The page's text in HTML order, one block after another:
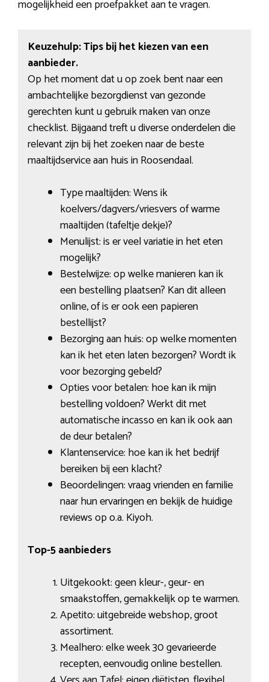
mogelijkheid een proefpakket aan te vragen.
Keuzehulp: Tips bij het kiezen van een
aanbieder.
Op het moment dat u op zoek bent naar een
ambachtelijke bezorgdienst van gezonde
gerechten kunt u gebruik maken van onze
checklist. Bijgaand treft u diverse onderdelen die
relevant zijn bij het zoeken naar de beste
maaltijdservice aan huis in Roosendaal.
Type maaltijden: Wens ik
koelvers/dagvers/vriesvers of warme
maaltijden (tafeltje dekje)?
Menulijst: is er veel variatie in het eten
mogelijk?
Bestelwijze: op welke manieren kan ik
een bestelling plaatsen? Kan dit alleen
online, of is er ook een papieren
bestellijst?
Bezorging aan huis: op welke momenten
kan ik het eten laten bezorgen? Wordt ik
voor bezorging gebeld?
Opties voor betalen: hoe kan ik mijn
bestelling voldoen? Werkt dit met
automatische incasso en kan ik ook aan
de deur betalen?
Klantenservice: hoe kan ik het bedrijf
bereiken bij een klacht?
Beoordelingen: vraag vrienden en familie
naar hun ervaringen en bekijk de huidige
reviews op o.a. Kiyoh.
Top-5 aanbieders
Uitgekookt: geen kleur-, geur- en
smaakstoffen, gemakkelijk op te warmen.
Apetito: uitgebreide webshop, groot
assortiment.
Mealhero: elke week 30 gevarieerde
recepten, eenvoudig online bestellen.